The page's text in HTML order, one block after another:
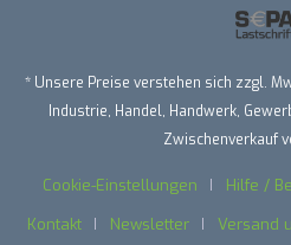
* Unsere Preise verstehen sich zzgl.
Industrie, Handel, Handwerk,
Zwischenverkauf
Cookie-Einstellungen Hilfe /
Kontakt
Newsletter Versand